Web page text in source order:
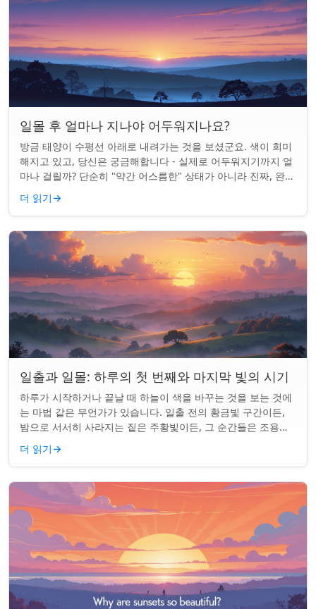
일몰 후 얼마나 지나야 어두워지나요?
방금 태양이 수평선 아래로 내려가는 것을 보셨군요. 색이 희미
해지고 있고, 당신은 궁금해합니다 - 실제로 어두워지기까지 얼
마나 걸릴까? 단순히 "약간 어스름한" 상태가 아니라 진짜, 완전
한 밤이 되는 것. 알고 보니...
더 읽기→
일출과 일몰: 하루의 첫 번째와 마지막 빛의 시기
하루가 시작하거나 끝날 때 하늘이 색을 바꾸는 것을 보는 것에
는 마법 같은 무언가가 있습니다. 일출 전의 황금빛 구간이든,
밤으로 서서히 사라지는 짙은 주황빛이든, 그 순간들은 조용한
경이로움으로 우리의 하루를 시작...
더 읽기→